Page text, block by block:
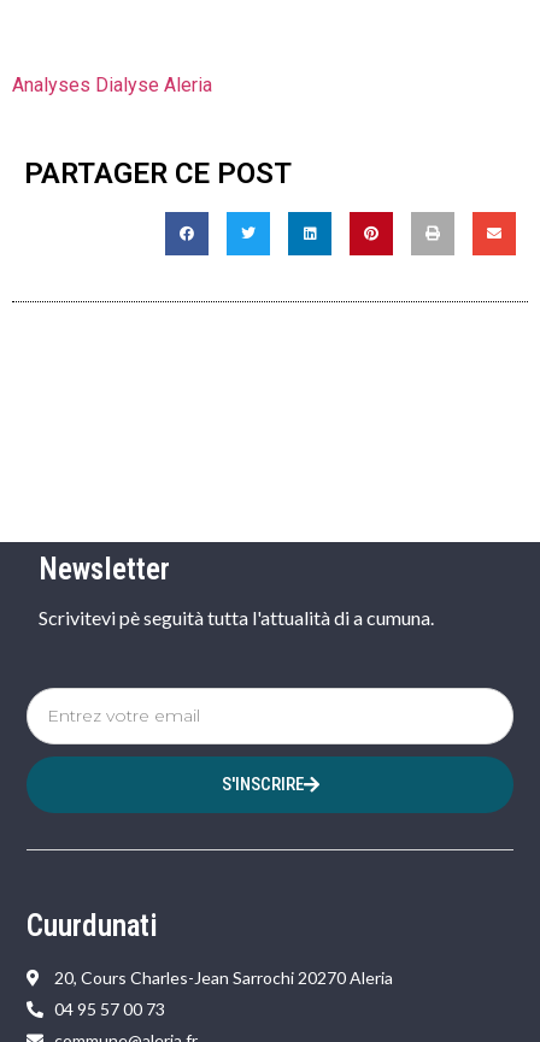
Analyses Dialyse Aleria
PARTAGER CE POST
Newsletter
Scrivitevi pè seguità tutta l'attualità di a cumuna.
S'INSCRIRE
Cuurdunati
20, Cours Charles-Jean Sarrochi 20270 Aleria
04 95 57 00 73